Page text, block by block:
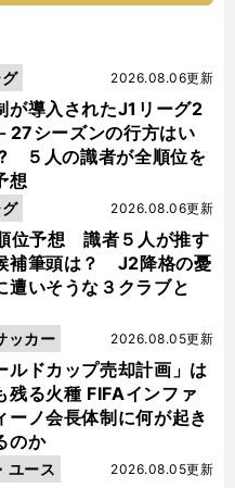
が導入されたJ1リーグ2
27シーズンの行方はい
５人の識者が全順位を
想
2026.08.06更新
位予想 識者５人が推す
補筆頭は？ J2降格の憂
遭いそうな３クラブと
2026.08.06更新
ルドカップ売却計画」は
残る火種 FIFAインファ
ーノ会長体制に何が起き
のか
2026.08.05更新
ッカー
2026.08.05更新
ユース